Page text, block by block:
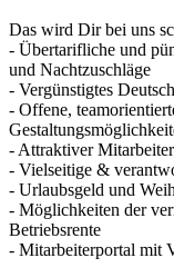
Das wird Dir bei uns
- Übertarifliche und
und Nachtzuschläge
- Vergünstigtes
- Offene,
- Attraktiver
- Vielseitige &
- Urlaubsgeld und
- Möglichkeiten der
Betriebsrente
- Mitarbeiterportal mit